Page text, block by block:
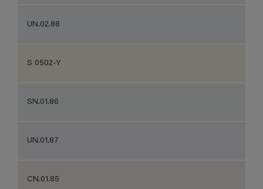
UN.02.88
S 0502-Y
SN.01.86
UN.01.87
CN.01.85